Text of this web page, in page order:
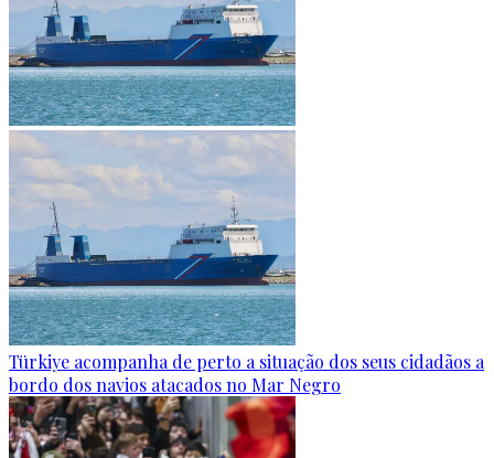
Türkiye acompanha de perto a situação dos seus cidadãos a
bordo dos navios atacados no Mar Negro